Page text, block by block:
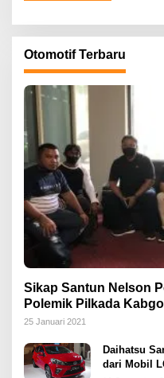
Otomotif Terbaru
Sikap Santun Nelson
Polemik Pilkada
25 Januari 2021
Daihatsu
dari Mobil